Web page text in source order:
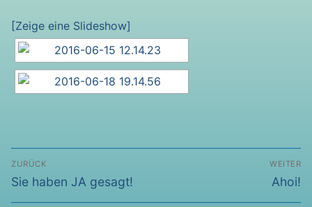
[Zeige eine Slideshow]
Beitragsnavigation
ZURÜCK
Vorheriger
Sie haben JA gesagt!
WEITER
Ahoi!